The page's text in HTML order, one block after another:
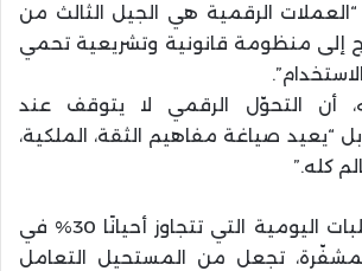
الرقمية هي الجيل الثالث من
إلى منظومة قانونية وتشريعية تحمي
أن التحوّل الرقمي لا يتوقف عند
“يعيد صياغة مفاهيم الثقة، الملكية،
كله.”
ويشير إلى أن التقلبات اليومية التي تتجاوز أحيانًا 30% في
تجعل من المستحيل التعامل